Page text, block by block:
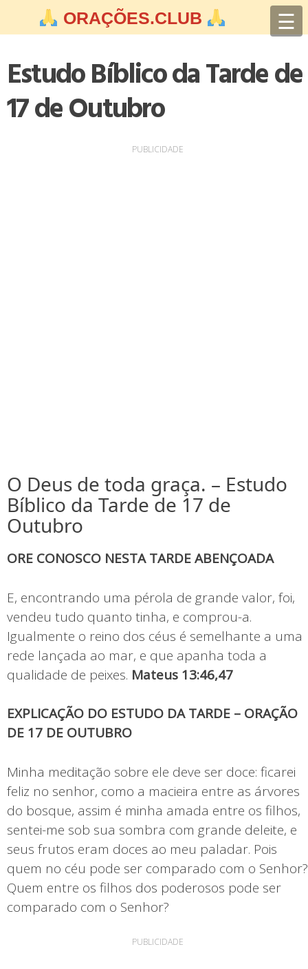
ORAÇÕES.CLUB ☰
Estudo Bíblico da Tarde de
17 de Outubro
PUBLICIDADE
O Deus de toda graça. – Estudo
Bíblico da Tarde de 17 de
Outubro
ORE CONOSCO NESTA TARDE ABENÇOADA
E, encontrando uma pérola de grande valor, foi,
vendeu tudo quanto tinha, e comprou-a.
Igualmente o reino dos céus é semelhante a uma
rede lançada ao mar, e que apanha toda a
qualidade de peixes. Mateus 13:46,47
EXPLICAÇÃO DO ESTUDO DA TARDE – ORAÇÃO
DE 17 DE OUTUBRO
Minha meditação sobre ele deve ser doce: ficarei
feliz no senhor, como a macieira entre as árvores
do bosque, assim é minha amada entre os filhos,
sentei-me sob sua sombra com grande deleite, e
seus frutos eram doces ao meu paladar. Pois
quem no céu pode ser comparado com o Senhor?
Quem entre os filhos dos poderosos pode ser
comparado com o Senhor?
PUBLICIDADE